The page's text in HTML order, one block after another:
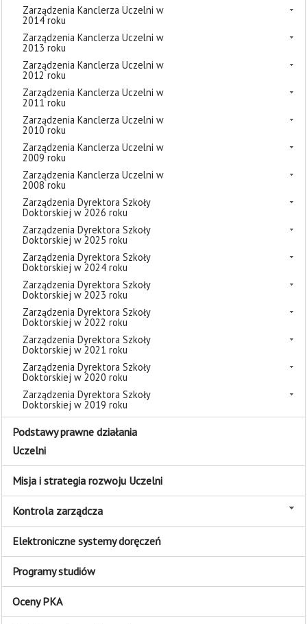
Zarządzenia Kanclerza Uczelni w
2014 roku
Zarządzenia Kanclerza Uczelni w
2013 roku
Zarządzenia Kanclerza Uczelni w
2012 roku
Zarządzenia Kanclerza Uczelni w
2011 roku
Zarządzenia Kanclerza Uczelni w
2010 roku
Zarządzenia Kanclerza Uczelni w
2009 roku
Zarządzenia Kanclerza Uczelni w
2008 roku
Zarządzenia Dyrektora Szkoły
Doktorskiej w 2026 roku
Zarządzenia Dyrektora Szkoły
Doktorskiej w 2025 roku
Zarządzenia Dyrektora Szkoły
Doktorskiej w 2024 roku
Zarządzenia Dyrektora Szkoły
Doktorskiej w 2023 roku
Zarządzenia Dyrektora Szkoły
Doktorskiej w 2022 roku
Zarządzenia Dyrektora Szkoły
Doktorskiej w 2021 roku
Zarządzenia Dyrektora Szkoły
Doktorskiej w 2020 roku
Zarządzenia Dyrektora Szkoły
Doktorskiej w 2019 roku
Podstawy prawne działania
Uczelni
Misja i strategia rozwoju Uczelni
Kontrola zarządcza
Elektroniczne systemy doręczeń
Programy studiów
Oceny PKA